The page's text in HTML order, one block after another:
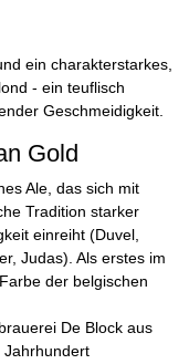
ein charakterstarkes,
- ein teuflisch
Geschmeidigkeit.
Gold
Ale, das sich mit
Tradition starker
einreiht (Duvel,
Judas). Als erstes im
der belgischen
De Block aus
Jahrhundert